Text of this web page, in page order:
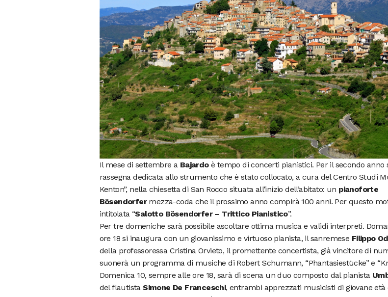
Il mese di settembre a Bajardoè tempo di concerti pianistici. Per il secondo anno
rassegna dedicata allo strumento che è stato collocato, a cura del Centro Studi
Kenton”, nella chiesetta di San Rocco situata all’inizio dell’abitato: un pianoforte
Bösendorfer mezza-coda che il prossimo anno compirà 100 anni. Per questo
intitolata “Salotto Bösendorfer – Trittico Pianistico”.
Per tre domeniche sarà possibile ascoltare ottima musica e validi interpreti.
ore 18 si inaugura con un giovanissimo e virtuoso pianista, il sanremese Filippo
della professoressa Cristina Orvieto, il promettente concertista, già vincitore di
suonerà un programma di musiche di Robert Schumann, “Phantasiestücke” e
Domenica 10, sempre alle ore 18, sarà di scena un duo composto dal pianista
del flautistaSimone De Franceschi, entrambi apprezzati musicisti di giovane età